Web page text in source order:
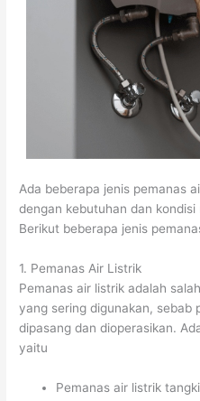
Ada beberapa jenis pemanas
dengan kebutuhan dan
Berikut beberapa jenis
1. Pemanas Air Listrik
Pemanas air listrik adalah
yang sering digunakan, sebab
dipasang dan dioperasikan.
yaitu
Pemanas air listrik tangki